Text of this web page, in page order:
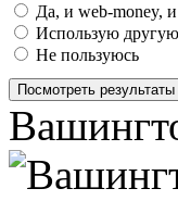
Да, и web-money,
Использую
Не пользуюсь
Посмотреть результаты